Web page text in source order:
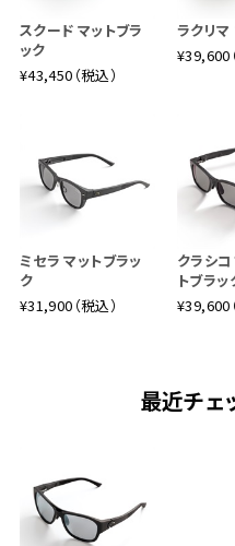
スクード マットブラ
ック
¥43,450（税込）
ラクリマ
¥39,600
ミセラ マットブラッ
ク
¥31,900（税込）
クラシ
トブラッ
¥39,600
最近チェ